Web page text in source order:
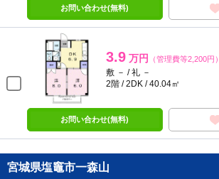
お問い合わせ(無料)
3.9 万円 （管理費等2,200円）
敷 － / 礼 －
2階 / 2DK / 40.04㎡
お問い合わせ(無料)
宮城県塩竈市一森山